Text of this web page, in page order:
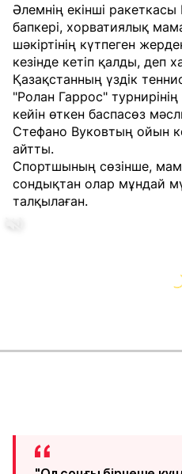
Әлемнің екінші
бапкері, хорватиялық
шәкіртінің күтпеген
кезінде кетіп қалды, деп
Қазақстанның үздік
"Ролан Гаррос"
кейін өткен баспасөз
Стефано Вуковтың ойын
айтты.
Спортшының сөзінше,
сондықтан олар мұндай
талқылаған.